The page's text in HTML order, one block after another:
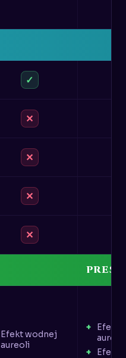
✓
✕
✕
✕
✕
Efekt wodnej
aureoli
Efekt
aureoli
Efekt